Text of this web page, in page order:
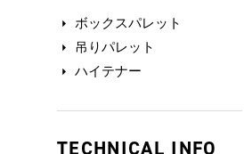
ボックスパレット
吊りパレット
ハイテナー
TECHNICAL INFO